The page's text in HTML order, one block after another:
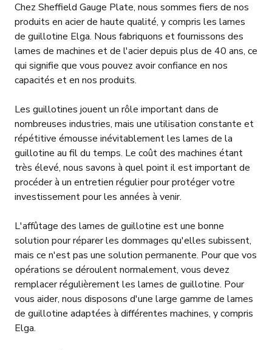
Chez Sheffield Gauge Plate, nous sommes fiers de nos
produits en acier de haute qualité, y compris les lames
de guillotine Elga. Nous fabriquons et fournissons des
lames de machines et de l'acier depuis plus de 40 ans, ce
qui signifie que vous pouvez avoir confiance en nos
capacités et en nos produits.
Les guillotines jouent un rôle important dans de
nombreuses industries, mais une utilisation constante et
répétitive émousse inévitablement les lames de la
guillotine au fil du temps. Le coût des machines étant
très élevé, nous savons à quel point il est important de
procéder à un entretien régulier pour protéger votre
investissement pour les années à venir.
L'affûtage des lames de guillotine est une bonne
solution pour réparer les dommages qu'elles subissent,
mais ce n'est pas une solution permanente. Pour que vos
opérations se déroulent normalement, vous devez
remplacer régulièrement les lames de guillotine. Pour
vous aider, nous disposons d'une large gamme de lames
de guillotine adaptées à différentes machines, y compris
Elga.